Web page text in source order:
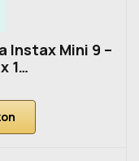
Instax Mini 9 –
1…